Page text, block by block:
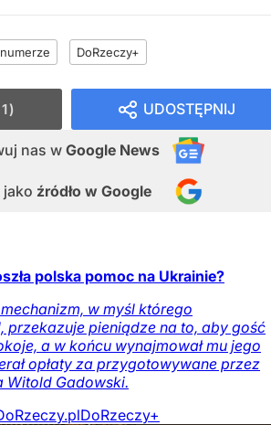
DoRzeczy+
UDOSTĘPNIJ
nas w Google News
jako źródło w Google
1
polska pomoc na Ukrainie?
w myśl którego
przekazuje pieniądze na to, aby gość
a w końcu wynajmował mu jego
opłaty za przygotowywane przez
Witold Gadowski.
DoRzeczy+